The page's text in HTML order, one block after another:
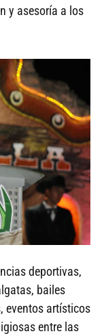
y asesoría a los
deportivas,
bailes
eventos artísticos
entre las